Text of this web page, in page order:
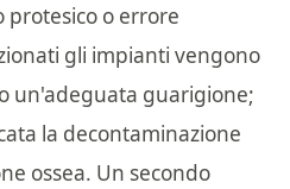
protesico o errore
gli impianti vengono
un'adeguata guarigione;
la decontaminazione
ossea. Un secondo